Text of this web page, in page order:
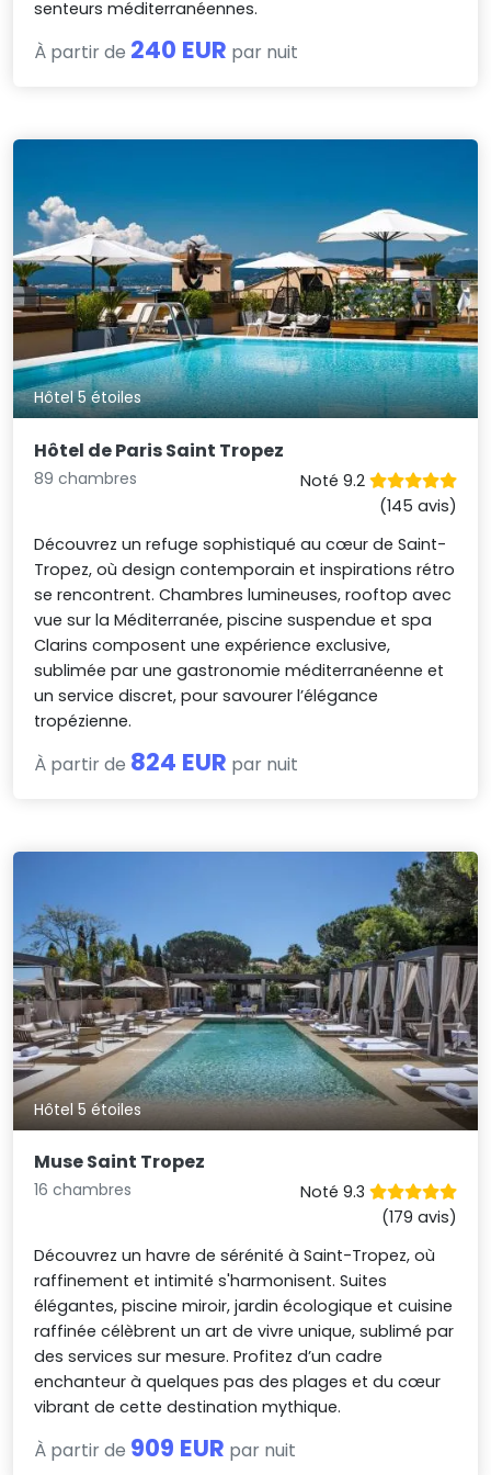
senteurs méditerranéennes.
À partir de 240 EUR par nuit
Hôtel 5 étoiles
Hôtel de Paris Saint Tropez
89 chambres
Noté 9.2
(145 avis)
Découvrez un refuge sophistiqué au cœur de Saint-
Tropez, où design contemporain et inspirations rétro
se rencontrent. Chambres lumineuses, rooftop avec
vue sur la Méditerranée, piscine suspendue et spa
Clarins composent une expérience exclusive,
sublimée par une gastronomie méditerranéenne et
un service discret, pour savourer l’élégance
tropézienne.
À partir de 824 EUR par nuit
Hôtel 5 étoiles
Muse Saint Tropez
16 chambres
Noté 9.3
(179 avis)
Découvrez un havre de sérénité à Saint-Tropez, où
raffinement et intimité s'harmonisent. Suites
élégantes, piscine miroir, jardin écologique et cuisine
raffinée célèbrent un art de vivre unique, sublimé par
des services sur mesure. Profitez d’un cadre
enchanteur à quelques pas des plages et du cœur
vibrant de cette destination mythique.
À partir de 909 EUR par nuit